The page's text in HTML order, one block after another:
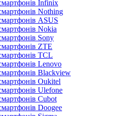
Infinix
Nothing
ASUS
Nokia
Sony
ZTE
TCL
Lenovo
Blackview
Oukitel
Ulefone
Cubot
Doogee